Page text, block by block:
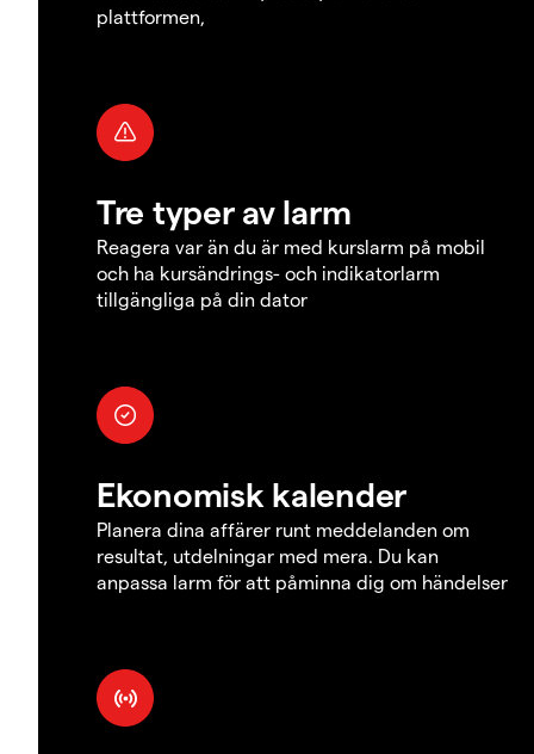
plattformen,
Tre typer av larm
Reagera var än du är med kurslarm på mobil
och ha kursändrings- och indikatorlarm
tillgängliga på din dator
Ekonomisk kalender
Planera dina affärer runt meddelanden om
resultat, utdelningar med mera. Du kan
anpassa larm för att påminna dig om händelser